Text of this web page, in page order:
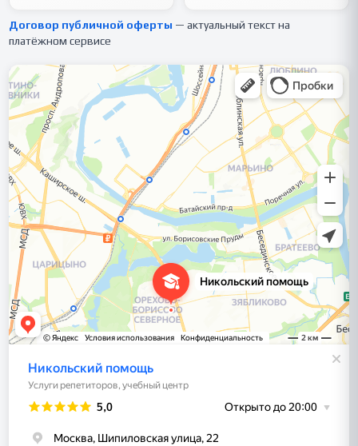
Договор публичной оферты — актуальный текст на
платёжном сервисе